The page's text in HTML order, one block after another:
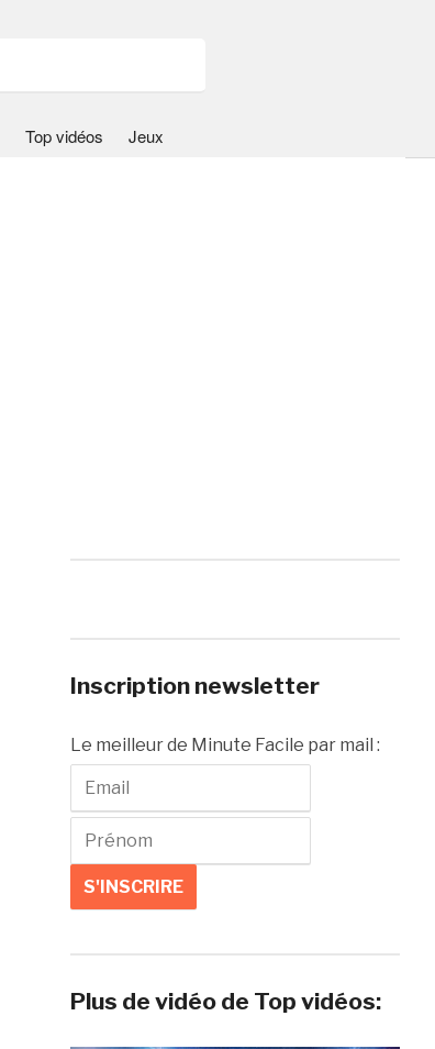
Top vidéos Jeux
Inscription newsletter
Le meilleur de Minute Facile par mail :
Plus de vidéo de Top vidéos: